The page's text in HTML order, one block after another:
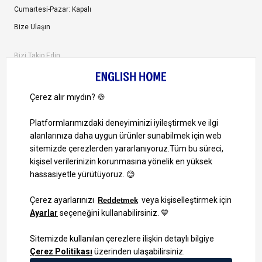
Cumartesi-Pazar: Kapalı
Bize Ulaşın
Bizi Takip Edin
1000 TL ve Üzeri Alışverişlerinizde Kargo Bedava!
Bilgi Toplum Hizmetleri
KVKK Veri İşleme Politikamız
Site Haritası